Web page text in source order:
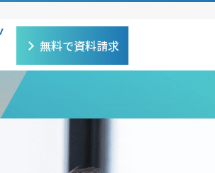
無料で資料請求